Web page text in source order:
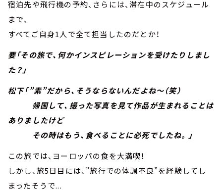
宿泊先や飛行機の予約、さらには、滞在中のスケジュール
まで、
すべてご自身1人で全て担当したのだとか！
要「その旅で、何かインスピレーションを受けたりしまし
た？」
松下「”素”だから、そうならないんだよね～（笑）
帰国して、撮った写真を見て作品が生まれることは
ありましたけど
その時はもう、食べることに必死でしたね。」
この旅では、ヨーロッパの食を大満喫！
しかし、旅5日目には、”旅行での体調不良”を経験してし
まったそうで...